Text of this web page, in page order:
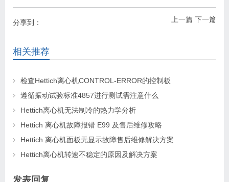
上一篇 下一篇
分享到：
相关推荐
检查Hettich离心机CONTROL-ERROR的控制板
遵循振动试验标准4857进行测试需注意什么
Hettich离心机无法制冷的热力学分析
Hettich 离心机故障报错 E99 及售后维修攻略
Hettich 离心机面板无显示故障售后维修解决方案
Hettich离心机转速不稳定的原因及解决方案